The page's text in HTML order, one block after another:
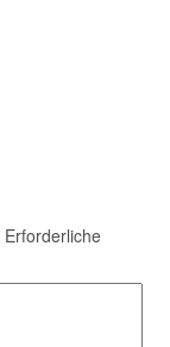
Erforderliche